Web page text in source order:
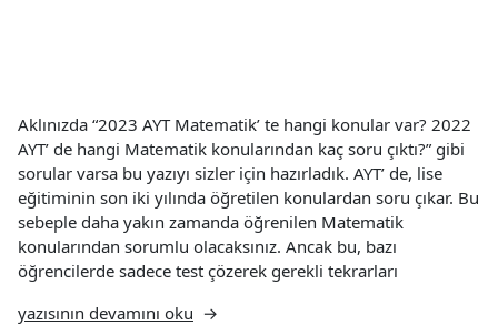
Aklınızda “2023 AYT Matematik’ te hangi konular var? 2022
AYT’ de hangi Matematik konularından kaç soru çıktı?” gibi
sorular varsa bu yazıyı sizler için hazırladık. AYT’ de, lise
eğitiminin son iki yılında öğretilen konulardan soru çıkar. Bu
sebeple daha yakın zamanda öğrenilen Matematik
konularından sorumlu olacaksınız. Ancak bu, bazı
öğrencilerde sadece test çözerek gerekli tekrarları
“AYT
yazısının devamını oku